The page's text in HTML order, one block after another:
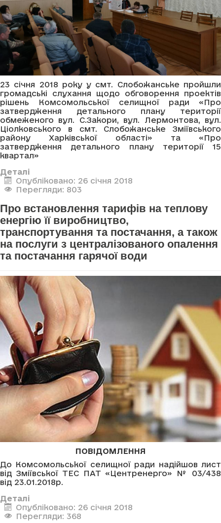
23 січня 2018 року у смт. Слобожанське пройшли
громадські слухання щодо обговорення проектів
рішень Комсомольської селищної ради «Про
затвердження детального плану території
обмеженого вул. С.Закори, вул. Лермонтова, вул.
Ціолковського в смт. Слобожанське Зміївського
району Харківської області» та «Про
затвердження детального плану території 15
квартал»
Деталі
Опубліковано: 26 січня 2018
Перегляди: 803
Про встановлення тарифів на теплову
енергію її виробництво,
транспортування та постачання, а також
на послуги з централізованого опалення
та постачання гарячої води
ПОВІДОМЛЕННЯ
До Комсомольської селищної ради надійшов лист
від Зміївської ТЕС ПАТ «Центренерго» № 03/438
від 23.01.2018р.
Деталі
Опубліковано: 26 січня 2018
Перегляди: 368